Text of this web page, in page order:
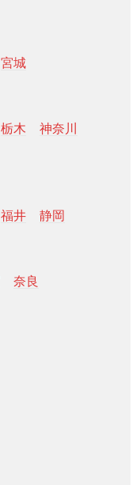
宮城
栃木
神奈川
福井 静岡
奈良